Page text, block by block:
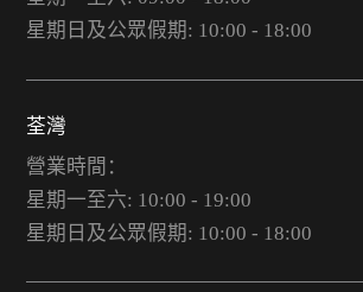
星期日及公眾假期: 10:00 - 18:00
荃灣
營業時間：
星期一至六: 10:00 - 19:00
星期日及公眾假期: 10:00 - 18:00